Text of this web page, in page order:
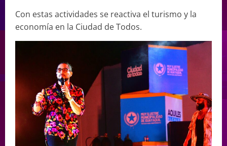
Con estas actividades se reactiva el turismo y la
economía en la Ciudad de Todos.